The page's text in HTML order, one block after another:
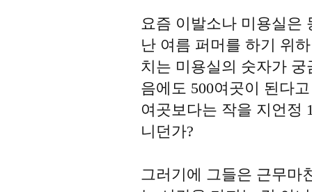
요즘 이발소나 미용실은
난 여름 퍼머를 하기 위
치는 미용실의 숫자가
음에도 500여곳이 된다
여곳보다는 작을 지언정
니던가?
그러기에 그들은 근무마